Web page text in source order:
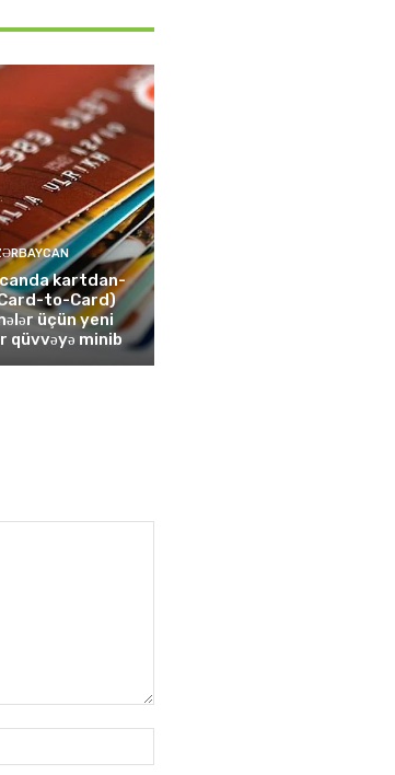
kartdan-
to-Card)
üçün yeni
qüvvəyə minib